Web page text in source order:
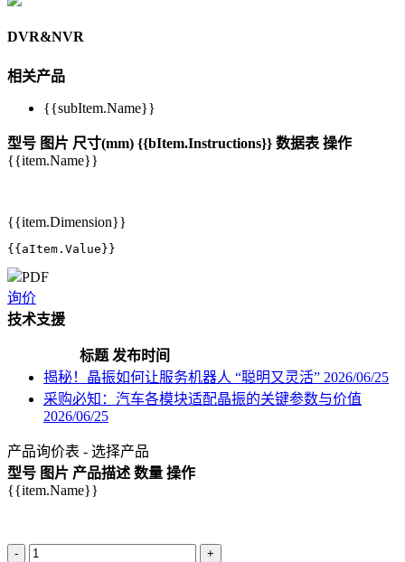
DVR&NVR
相关产品
{{subItem.Name}}
型号 图片 尺寸(mm) {{bItem.Instructions}} 数据表 操作
{{item.Name}}
{{item.Dimension}}
{{aItem.Value}}
PDF
询价
技术支援
标题 发布时间
揭秘！晶振如何让服务机器人 “聪明又灵活” 2026/06/25
采购必知：汽车各模块适配晶振的关键参数与价值
2026/06/25
产品询价表 - 选择产品
型号 图片 产品描述 数量 操作
{{item.Name}}
- +